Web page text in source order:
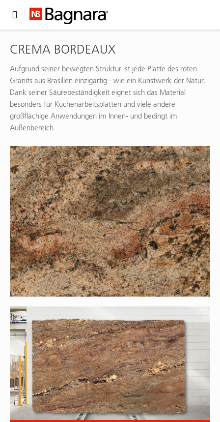
CREMA BORDEAUX
Aufgrund seiner bewegten Struktur ist jede Platte des roten
Granits aus Brasilien einzigartig - wie ein Kunstwerk der Natur.
Dank seiner Säurebeständigkeit eignet sich das Material
besonders für Küchenarbeitsplatten und viele andere
großflächige Anwendungen im Innen- und bedingt im
Außenbereich.